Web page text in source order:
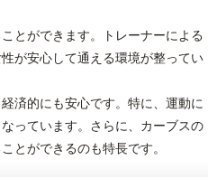
とができます。トレーナーによる
が安心して通える環境が整ってい
済的にも安心です。特に、運動に
っています。さらに、カーブスの
とができるのも特長です。